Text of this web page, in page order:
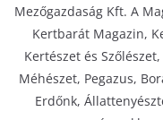
Mezőgazdaság Kft. A
Kertbarát Magazin,
Kertészet és
Méhészet, Pegazus,
Erdőnk,